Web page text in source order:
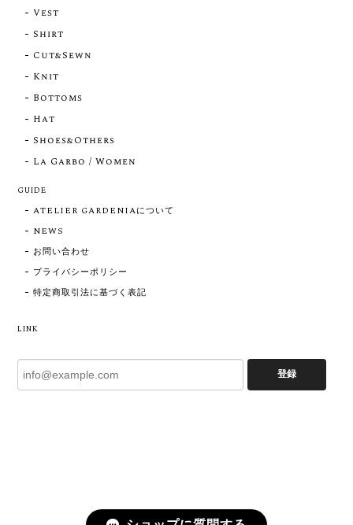
Vest
Shirt
Cut&Sewn
Knit
Bottoms
Hat
Shoes&Others
La Garbo / Women
GUIDE
ATELIER GARDENIAについて
NEWS
お問い合わせ
プライバシーポリシー
特定商取引法に基づく表記
LINK
登録